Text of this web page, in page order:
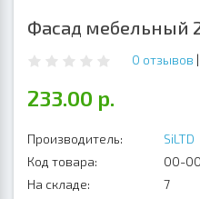
Фасад мебельный
0 отзывов |
233.00 р.
Производитель:
SiLTD
Код товара:
00-
На складе:
7